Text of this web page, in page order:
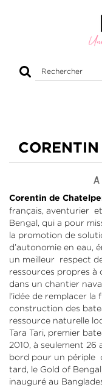
Rechercher
CORENTIN
A
Corentin de
français, aventurier
Bengal, qui a pour
la promotion de
d’autonomie en eau,
un meilleur respect
ressources propres à
dans un chantier
l'idée de remplacer la
construction des
ressource naturelle
Tara Tari, premier
2010, à seulement 26
bord pour un périple
tard, le Gold of
inauguré au